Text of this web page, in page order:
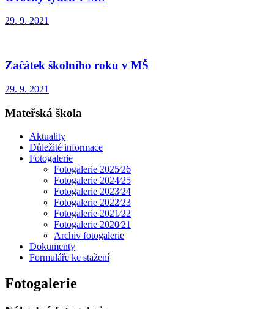
29. 9. 2021
Začátek školního roku v MŠ
29. 9. 2021
Mateřská škola
Aktuality
Důležité informace
Fotogalerie
Fotogalerie 2025⁄26
Fotogalerie 2024⁄25
Fotogalerie 2023⁄24
Fotogalerie 2022⁄23
Fotogalerie 2021⁄22
Fotogalerie 2020⁄21
Archiv fotogalerie
Dokumenty
Formuláře ke stažení
Fotogalerie